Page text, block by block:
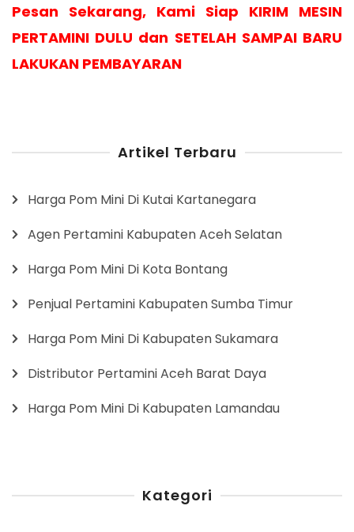
Pesan Sekarang, Kami Siap KIRIM MESIN
PERTAMINI DULU dan SETELAH SAMPAI BARU
LAKUKAN PEMBAYARAN
Artikel Terbaru
Harga Pom Mini Di Kutai Kartanegara
Agen Pertamini Kabupaten Aceh Selatan
Harga Pom Mini Di Kota Bontang
Penjual Pertamini Kabupaten Sumba Timur
Harga Pom Mini Di Kabupaten Sukamara
Distributor Pertamini Aceh Barat Daya
Harga Pom Mini Di Kabupaten Lamandau
Kategori